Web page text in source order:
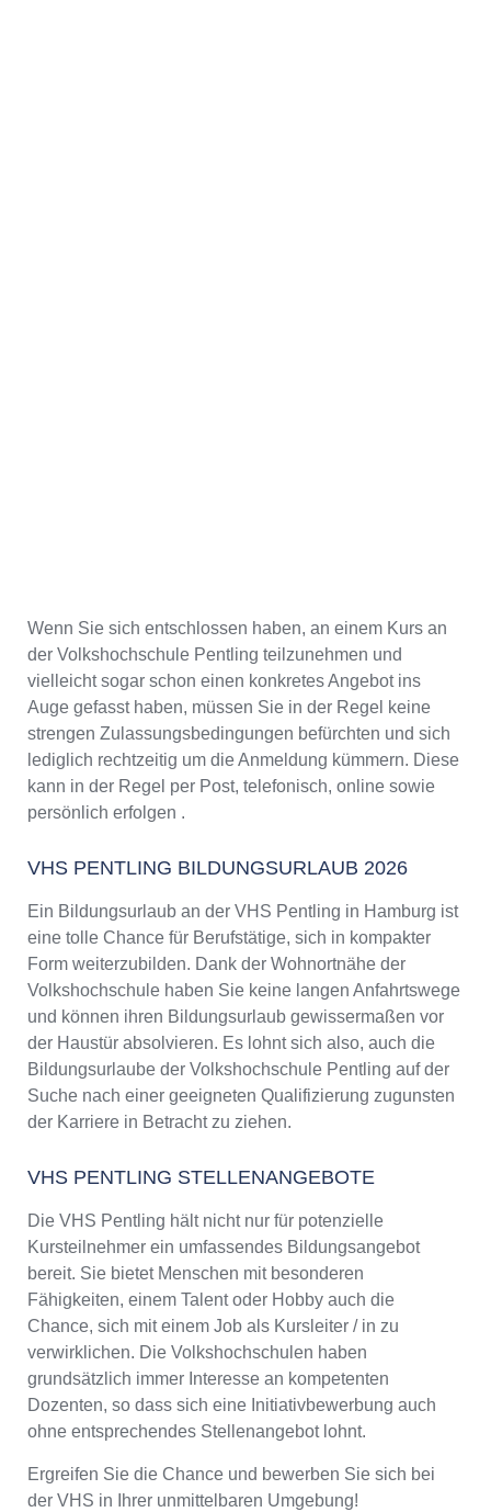
Wenn Sie sich entschlossen haben, an einem Kurs an
der Volkshochschule Pentling teilzunehmen und
vielleicht sogar schon einen konkretes Angebot ins
Auge gefasst haben, müssen Sie in der Regel keine
strengen Zulassungsbedingungen befürchten und sich
lediglich rechtzeitig um die Anmeldung kümmern. Diese
kann in der Regel per Post, telefonisch, online sowie
persönlich erfolgen .
VHS PENTLING BILDUNGSURLAUB 2026
Ein Bildungsurlaub an der VHS Pentling in Hamburg ist
eine tolle Chance für Berufstätige, sich in kompakter
Form weiterzubilden. Dank der Wohnortnähe der
Volkshochschule haben Sie keine langen Anfahrtswege
und können ihren Bildungsurlaub gewissermaßen vor
der Haustür absolvieren. Es lohnt sich also, auch die
Bildungsurlaube der Volkshochschule Pentling auf der
Suche nach einer geeigneten Qualifizierung zugunsten
der Karriere in Betracht zu ziehen.
VHS PENTLING STELLENANGEBOTE
Die VHS Pentling hält nicht nur für potenzielle
Kursteilnehmer ein umfassendes Bildungsangebot
bereit. Sie bietet Menschen mit besonderen
Fähigkeiten, einem Talent oder Hobby auch die
Chance, sich mit einem Job als Kursleiter / in zu
verwirklichen. Die Volkshochschulen haben
grundsätzlich immer Interesse an kompetenten
Dozenten, so dass sich eine Initiativbewerbung auch
ohne entsprechendes Stellenangebot lohnt.
Ergreifen Sie die Chance und bewerben Sie sich bei
der VHS in Ihrer unmittelbaren Umgebung!